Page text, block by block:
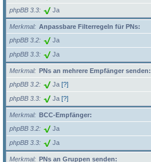
phpBB 3.3 Ja
Merkmal
Anpassbare Filterregeln für PNs:
phpBB 3.2
Ja
phpBB 3.3 Ja
Merkmal
PNs an mehrere Empfänger senden:
phpBB 3.2
Ja [?]
phpBB 3.3 Ja [?]
Merkmal
BCC-Empfänger:
phpBB 3.2
Ja
phpBB 3.3 Ja
Merkmal
PNs an Gruppen senden: